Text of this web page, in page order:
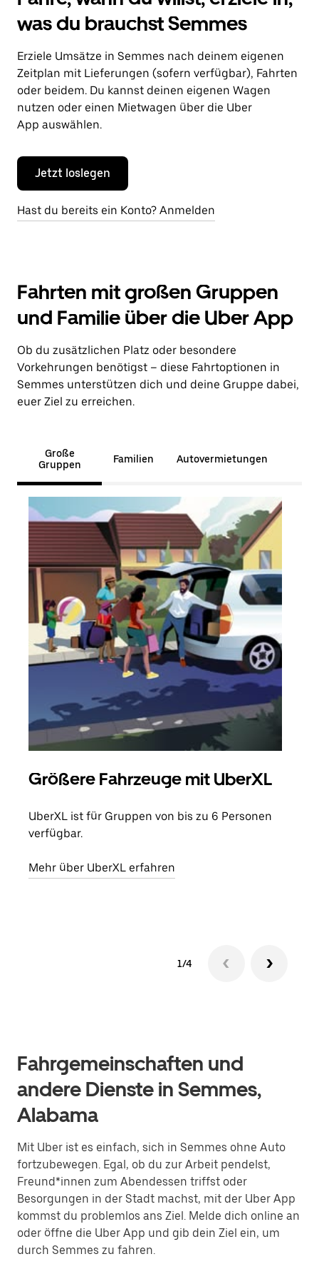
was du brauchst Semmes
Erziele Umsätze in Semmes nach deinem eigenen
Zeitplan mit Lieferungen (sofern verfügbar), Fahrten
oder beidem. Du kannst deinen eigenen Wagen
nutzen oder einen Mietwagen über die Uber
App auswählen.
Jetzt loslegen
Hast du bereits ein Konto? Anmelden
Fahrten mit großen Gruppen
und Familie über die Uber App
Ob du zusätzlichen Platz oder besondere
Vorkehrungen benötigst – diese Fahrtoptionen in
Semmes unterstützen dich und deine Gruppe dabei,
euer Ziel zu erreichen.
Große
Gruppen
Familien Autovermietungen
Größere Fahrzeuge mit UberXL
UberXL ist für Gruppen von bis zu 6 Personen
verfügbar.
Mehr über UberXL erfahren
1/4
Fahrgemeinschaften und
andere Dienste in Semmes,
Alabama
Mit Uber ist es einfach, sich in Semmes ohne Auto
fortzubewegen. Egal, ob du zur Arbeit pendelst,
Freund*innen zum Abendessen triffst oder
Besorgungen in der Stadt machst, mit der Uber App
kommst du problemlos ans Ziel. Melde dich online an
oder öffne die Uber App und gib dein Ziel ein, um
durch Semmes zu fahren.